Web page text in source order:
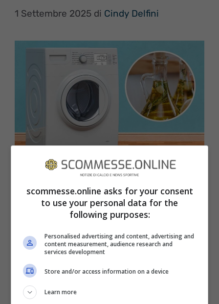
1 Settembre 2025 di Cindy Delfini
L’aceto è un ottimo alleato per la pulizia
della lavatrice. Con questo trucco
otterremo un risultato straordinario. La
pulizia della lavatrice non deve essere
assolutamente tralasciata. Al suo interno,
infatti, tendono ad accumularsi calcare e
residui di detersivo che a lungo andare
scommesse.online asks for your consent
to use your personal data for the
following purposes:
Personalised advertising and content, advertising and
content measurement, audience research and
services development
Store and/or access information on a device
Learn more